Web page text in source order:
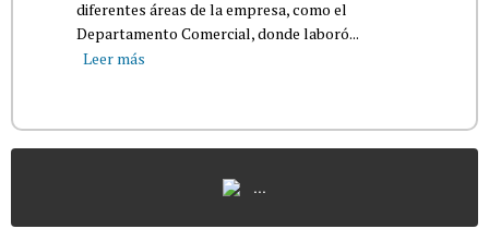
diferentes áreas de la empresa, como el
Departamento Comercial, donde laboró...
Leer más
...